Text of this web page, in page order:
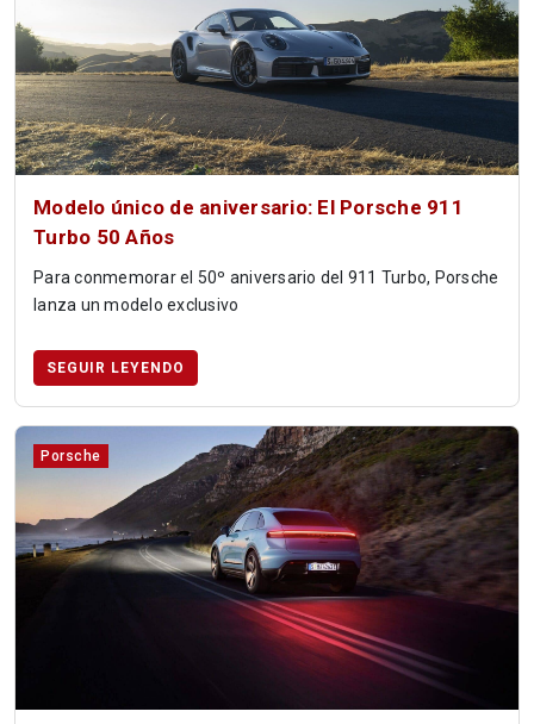
Modelo único de aniversario: El Porsche 911
Turbo 50 Años
Para conmemorar el 50º aniversario del 911 Turbo, Porsche
lanza un modelo exclusivo
SEGUIR LEYENDO
Porsche